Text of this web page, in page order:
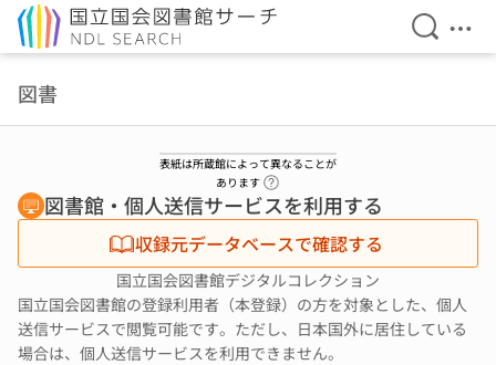
検索を
メ
図書
表紙は所蔵館によって異なることが
あります
図書館・個人送信サービスを利用する
収録元データベースで確認する
国立国会図書館デジタルコレクション
国立国会図書館の登録利用者（本登録）の方を対象とした、個人
送信サービスで閲覧可能です。ただし、日本国外に居住している
場合は、個人送信サービスを利用できません。